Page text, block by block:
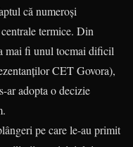
că numeroși
termice. Din
mai fi unul tocmai dificil
CET Govora),
ar adopta o decizie
pe care le-au primit